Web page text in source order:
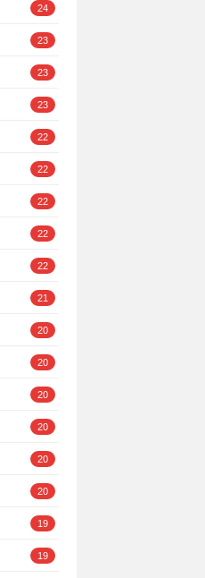
24
23
23
23
22
22
22
22
22
21
20
20
20
20
20
20
19
19